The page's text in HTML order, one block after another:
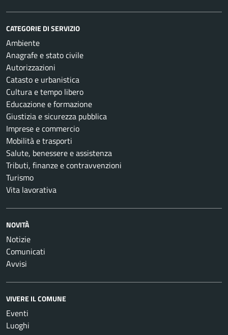
CATEGORIE DI SERVIZIO
Ambiente
Anagrafe e stato civile
Autorizzazioni
Catasto e urbanistica
Cultura e tempo libero
Educazione e formazione
Giustizia e sicurezza pubblica
Imprese e commercio
Mobilità e trasporti
Salute, benessere e assistenza
Tributi, finanze e contravvenzioni
Turismo
Vita lavorativa
NOVITÀ
Notizie
Comunicati
Avvisi
VIVERE IL COMUNE
Eventi
Luoghi